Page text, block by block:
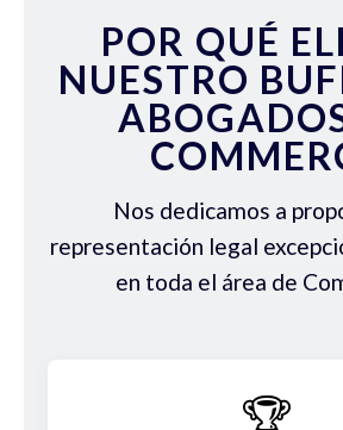
POR QUÉ
NUESTRO
Nos dedicamos a
representación legal
en toda el área de